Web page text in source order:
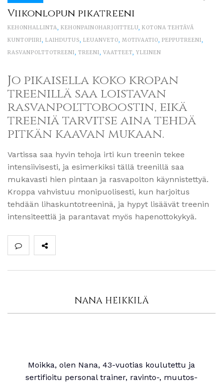
Viikonlopun pikatreeni
KEHONHALLINTA, KEHONPAINOHARJOITTELU, KOTONA TEHTÄVÄ
KUNTOPIIRI, LAIHDUTUS, LEUANVETO, MOTIVAATIO, PEPPUTREENI,
RASVANPOLTTOTREENI, TREENI, VAATTEET, YLEINEN
Jo pikaisella koko kropan
treenillä saa loistavan
rasvanpolttoboostin, eikä
treeniä tarvitse aina tehdä
pitkän kaavan mukaan.
Vartissa saa hyvin tehoja irti kun treenin tekee
intensiivisesti, ja esimerkiksi tällä treenillä saa
mukavasti hien pintaan ja rasvapolton käynnistettyä.
Kroppa vahvistuu monipuolisesti, kun harjoitus
tehdään lihaskuntotreeninä, ja hypyt lisäävät treenin
intensiteettiä ja parantavat myös hapenottokykyä.
NANA HEIKKILÄ
Moikka, olen Nana, 43-vuotias koulutettu ja
sertifioitu personal trainer, ravinto-, muutos-